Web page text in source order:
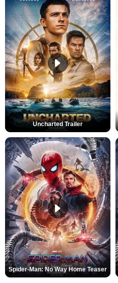
Uncharted Trailer
Spider-Man: No Way Home Teaser